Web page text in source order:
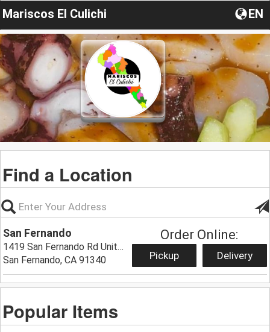
Mariscos El Culichi EN
Find a Location
San Fernando
1419 San Fernando Rd Unit A,
San Fernando, CA 91340
Order Online:
Pickup Delivery
Popular Items